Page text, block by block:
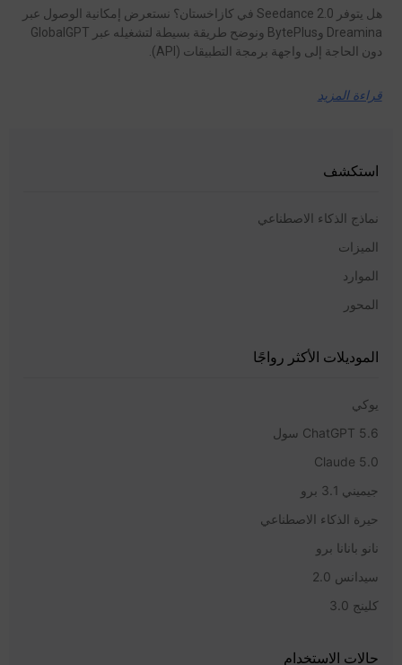
هل يتوفر Seedance 2.0 في كازاخستان؟ نستعرض إمكانية الوصول عبر
Dreamina وBytePlus ونوضح طريقة بسيطة لتشغيله عبر GlobalGPT
دون الحاجة إلى واجهة برمجة التطبيقات (API).
قراءة المزيد
استكشف
نماذج الذكاء الاصطناعي
الميزات
الموارد
المحور
الموديلات الأكثر رواجًا
يوكي
ChatGPT 5.6 سول
Claude 5.0
جيميني 3.1 برو
حيرة الذكاء الاصطناعي
نانو بانانا برو
سيدانس 2.0
كلينج 3.0
حالات الاستخدام